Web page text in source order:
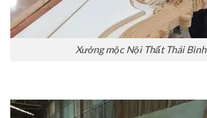
Xưởng mộc Nội Thất Thái Bình